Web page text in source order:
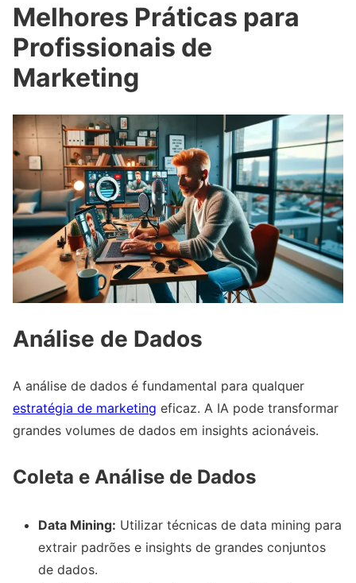
Melhores Práticas para
Profissionais de
Marketing
Análise de Dados
A análise de dados é fundamental para qualquer
estratégia de marketing eficaz. A IA pode transformar
grandes volumes de dados em insights acionáveis.
Coleta e Análise de Dados
Data Mining: Utilizar técnicas de data mining para
extrair padrões e insights de grandes conjuntos
de dados.